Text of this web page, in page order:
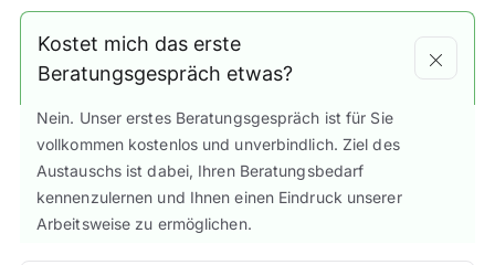
Kostet mich das erste
Beratungsgespräch etwas?
Nein. Unser erstes Beratungsgespräch ist für Sie
vollkommen kostenlos und unverbindlich. Ziel des
Austauschs ist dabei, Ihren Beratungsbedarf
kennenzulernen und Ihnen einen Eindruck unserer
Arbeitsweise zu ermöglichen.